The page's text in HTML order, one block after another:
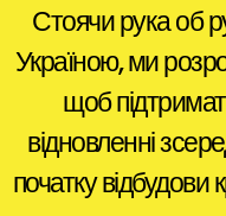
Стоячи рука об
Україною, ми
щоб
відновленні
початку відбудови